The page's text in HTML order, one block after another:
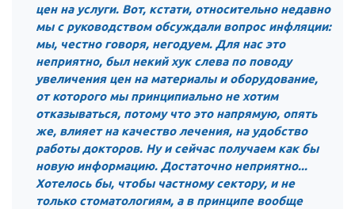
Методическая литература для НКО
Публичные отчеты
Исследования, аналитика, мнения
Всероссийская онлайн конференция
"Рассеянный склероз. XX лет работы
ОООИБРС" (25-29.08.2020)
Всероссийская конференция-тренинг
"Рассеянный склероз: новые реалии" (26-
29.05.2022)
цен на услуги. Вот, кстати, относительно недавно
мы с руководством обсуждали вопрос инфляции:
мы, честно говоря, негодуем. Для нас это
неприятно, был некий хук слева по поводу
увеличения цен на материалы и оборудование,
от которого мы принципиально не хотим
отказываться, потому что это напрямую, опять
же, влияет на качество лечения, на удобство
работы докторов. Ну и сейчас получаем как бы
новую информацию. Достаточно неприятно...
Хотелось бы, чтобы частному сектору, и не
только стоматологиям, а в принципе вообще